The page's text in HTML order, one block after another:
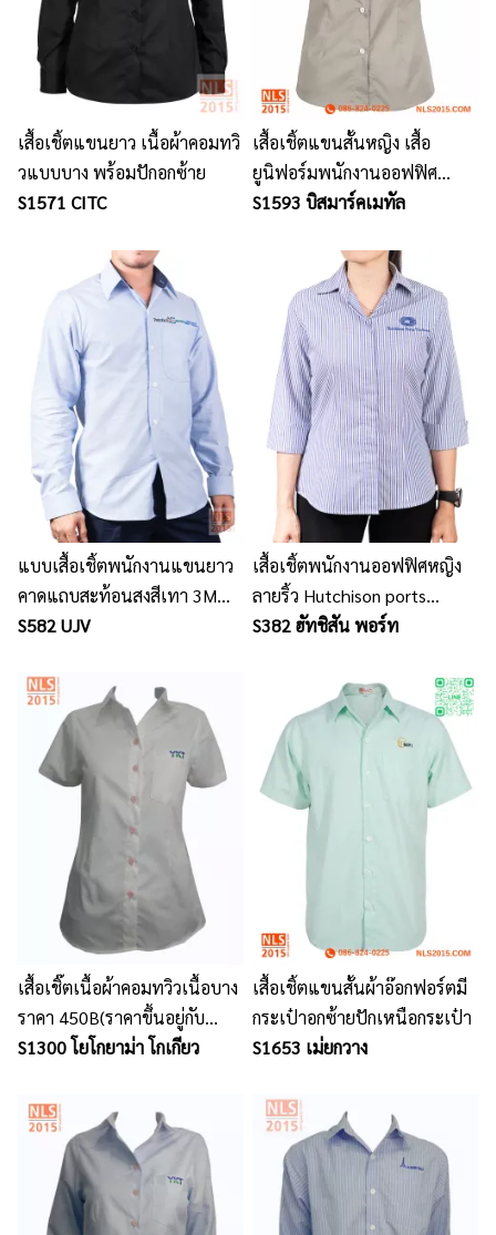
เสื้อเชิ้ตแขนยาว เนื้อผ้าคอมทวิ
วแบบบาง พร้อมปักอกซ้าย
S1571 CITC
เสื้อเชิ้ตแขนสั้นหญิง เสื้อ
ยูนิฟอร์มพนักงานออฟฟิศ
พร้อมปักอกซ้าย 1 จุด
S1593 บิสมาร์คเมทัล
แบบเสื้อเชิ้ตพนักงานแขนยาว
คาดแถบสะท้อนสงสีเทา 3M
ด้านหลัง
S582 UJV
เสื้อเชิ้ตพนักงานออฟฟิศหญิง
ลายริ้ว Hutchison ports
thailand / นลินสิริโรงงานผลิต
S382 ฮัทชิสัน พอร์ท
เสื้อเชิ๊ตเนื้อผ้าคอมทวิวเนื้อบาง
ราคา 450B(ราคาขึ้นอยู่กับ
จำนวน ขนาดรูปแบบ ปัก และ
S1300 โยโกยาม่า โกเกียว
เสื้อเชิ้ตแขนสั้นผ้าอ๊อกฟอร์ตมี
กระเป๋าอกซ้ายปักเหนือกระเป๋า
S1653 เม่ยกวาง